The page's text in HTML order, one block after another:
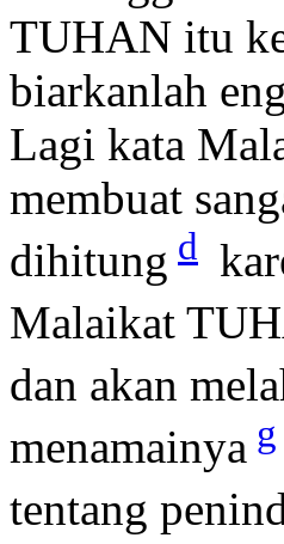
TUHAN itu
biarkanlah
Lagi kata
membuat
dihitung d
Malaikat
dan akan
menamainya g
tentang